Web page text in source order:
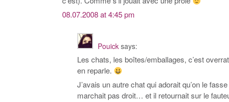
08.07.2008 at 4:45 pm
Pouick says:
Les chats, les boîtes/emballages, c’est
en reparle.
J’avais un autre chat qui adorait qu’on le
marchait pas droit… et il retournait sur le